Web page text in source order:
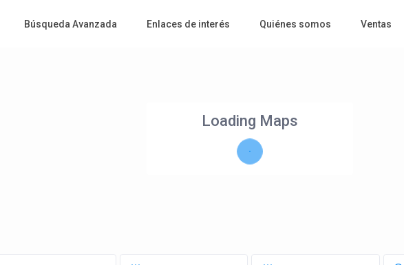
Búsqueda Avanzada Enlaces de interés Quiénes somos Ventas
Loading Maps